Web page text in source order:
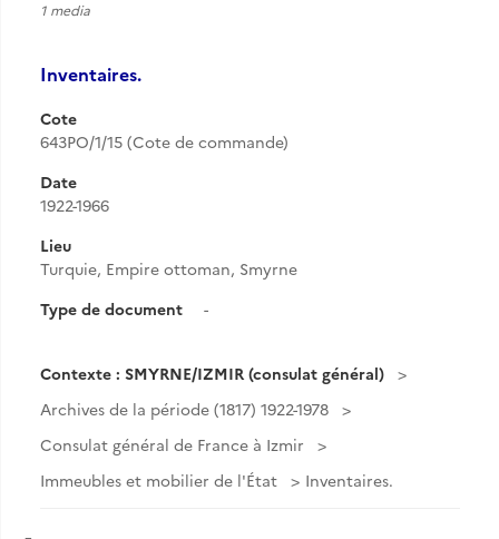
1 media
Inventaires.
Cote
643PO/1/15 (Cote de commande)
Date
1922-1966
Lieu
Turquie, Empire ottoman, Smyrne
Type de document
-
Contexte : SMYRNE/IZMIR (consulat général)
Archives de la période (1817) 1922-1978
Consulat général de France à Izmir
Immeubles et mobilier de l'État
Inventaires.